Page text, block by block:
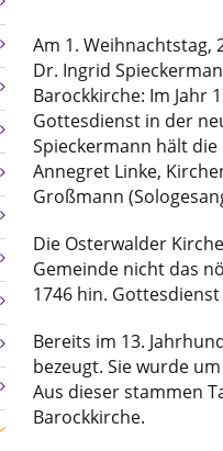
Am 1. Weihnachtstag,
Dr. Ingrid
Barockkirche: Im Jahr
Gottesdienst in der
Spieckermann hält
Annegret Linke,
Großmann
Die Osterwalder
Gemeinde nicht das
1746 hin.
Bereits im 13.
bezeugt. Sie wurde
Aus dieser stammen
Barockkirche.